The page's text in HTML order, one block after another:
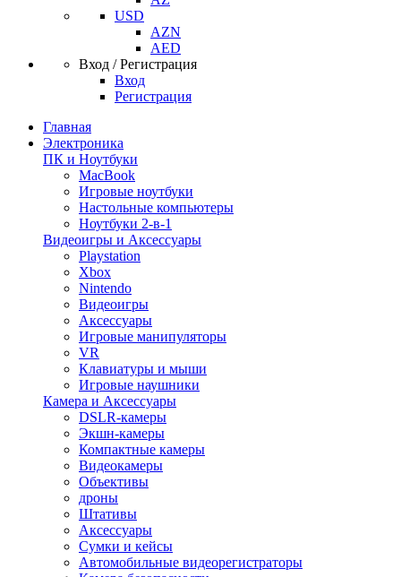
USD
AZN
AED
Вход / Регистрация
Вход
Регистрация
Главная
Электроника
ПК и Ноутбуки
MacBook
Игровые ноутбуки
Настольные компьютеры
Ноутбуки 2-в-1
Видеоигры и Аксессуары
Playstation
Xbox
Nintendo
Видеоигры
Аксессуары
Игровые манипуляторы
VR
Клавиатуры и мыши
Игровые наушники
Камера и Аксессуары
DSLR-камеры
Экшн-камеры
Компактные камеры
Видеокамеры
Объективы
дроны
Штативы
Аксессуары
Сумки и кейсы
Автомобильные видеорегистраторы